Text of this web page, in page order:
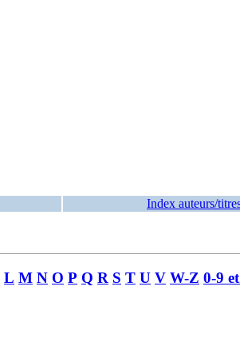
Index auteurs/
L M N O P Q R S T U V W-Z 0-9